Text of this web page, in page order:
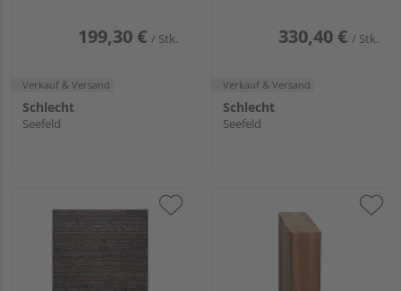
199,30 € / Stk.
Verkauf & Versand
Schlecht
Seefeld
330,40 € / Stk.
Verkauf & Versand
Schlecht
Seefeld